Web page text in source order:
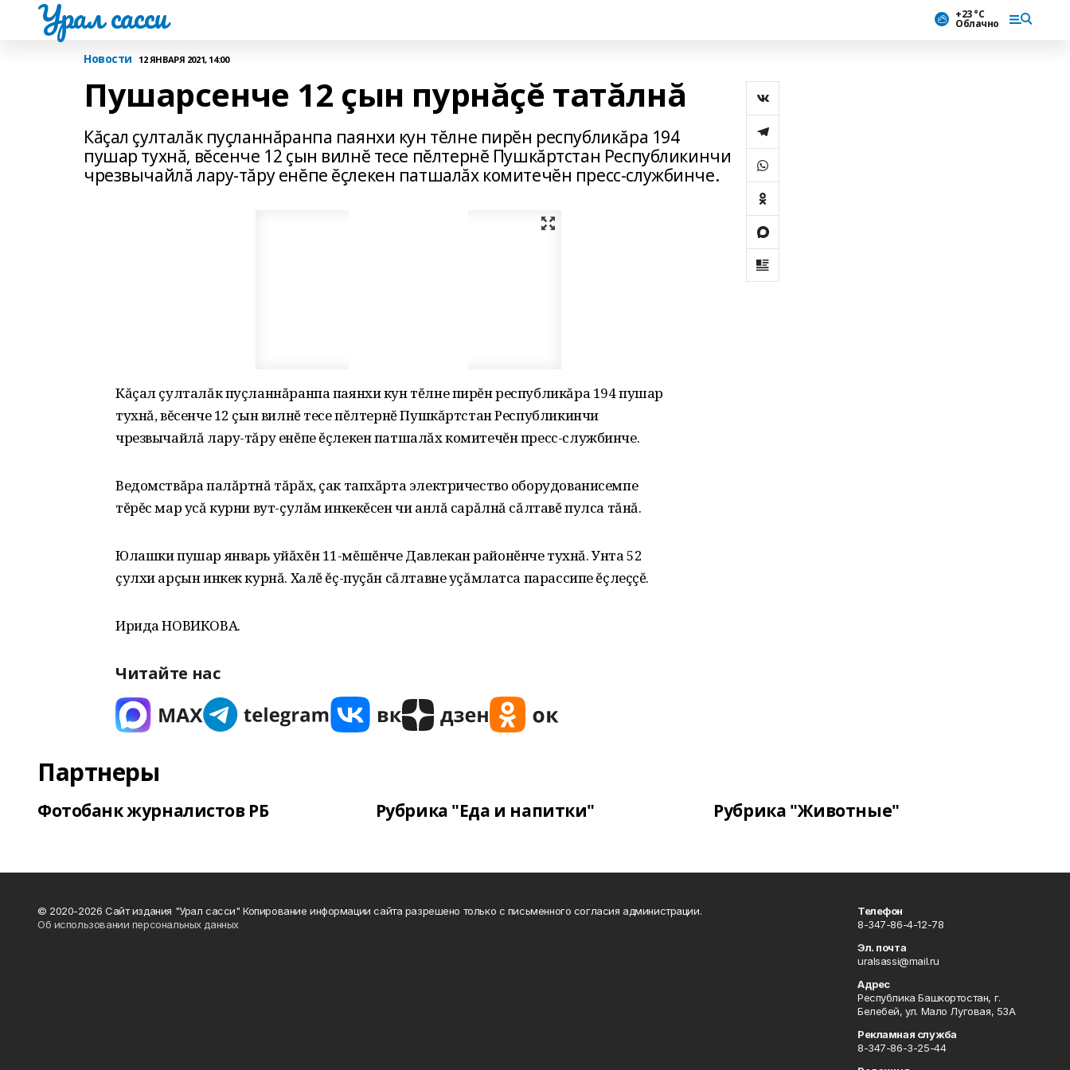
Урал сасси +23 °С
Облачно
Новости 12 ЯНВАРЯ 2021, 14:00
Пушарсенче 12 çын пурнăçĕ татăлнă
Кăçал çулталăк пуçланнăранпа паянхи кун тĕлне пирĕн республикăра 194
пушар тухнă‚ вĕсенче 12 çын вилнĕ тесе пĕлтернĕ Пушкăртстан Республикинчи
чрезвычайлă лару-тăру енĕпе ĕçлекен патшалăх комитечĕн пресс-службинче.
Кăçал çулталăк пуçланнăранпа паянхи кун тĕлне пирĕн республикăра 194 пушар
тухнă‚ вĕсенче 12 çын вилнĕ тесе пĕлтернĕ Пушкăртстан Республикинчи
чрезвычайлă лару-тăру енĕпе ĕçлекен патшалăх комитечĕн пресс-службинче.
Ведомствăра палăртнă тăрăх‚ çак тапхăрта электричество оборудованисемпе
тĕрĕс мар усă курни вут-çулăм инкекĕсен чи анлă сарăлнă сăлтавĕ пулса тăнă.
Юлашки пушар январь уйăхĕн 11-мĕшĕнче Давлекан районĕнче тухнă. Унта 52
çулхи арçын инкек курнă. Халĕ ĕç-пуçăн сăлтавне уçăмлатса парассипе ĕçлеççĕ.
Ирида НОВИКОВА.
Читайте нас
Партнеры
Фотобанк журналистов РБ Рубрика "Еда и напитки" Рубрика "Животные"
© 2020-2026 Сайт издания "Урал сасси" Копирование информации сайта разрешено только с письменного согласия администрации.
Об использовании персональных данных
Телефон
8-347-86-4-12-78
Эл. почта
uralsassi@mail.ru
Адрес
Республика Башкортостан, г.
Белебей, ул. Мало Луговая, 53А
Рекламная служба
8-347-86-3-25-44